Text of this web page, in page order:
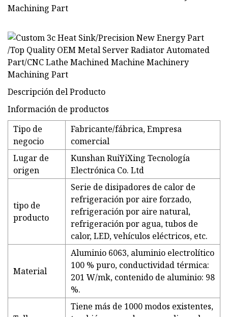
Descripción del Producto
Información de productos
Tipo de
negocio
Fabricante/fábrica, Empresa
comercial
Lugar de
origen
Kunshan RuiYiXing Tecnología
Electrónica Co. Ltd
tipo de
producto
Serie de disipadores de calor de
refrigeración por aire forzado,
refrigeración por aire natural,
refrigeración por agua, tubos de
calor, LED, vehículos eléctricos, etc.
Material
Aluminio 6063, aluminio electrolítico
100 % puro, conductividad térmica:
201 W/mk, contenido de aluminio: 98
%.
Tiene más de 1000 modos existentes,